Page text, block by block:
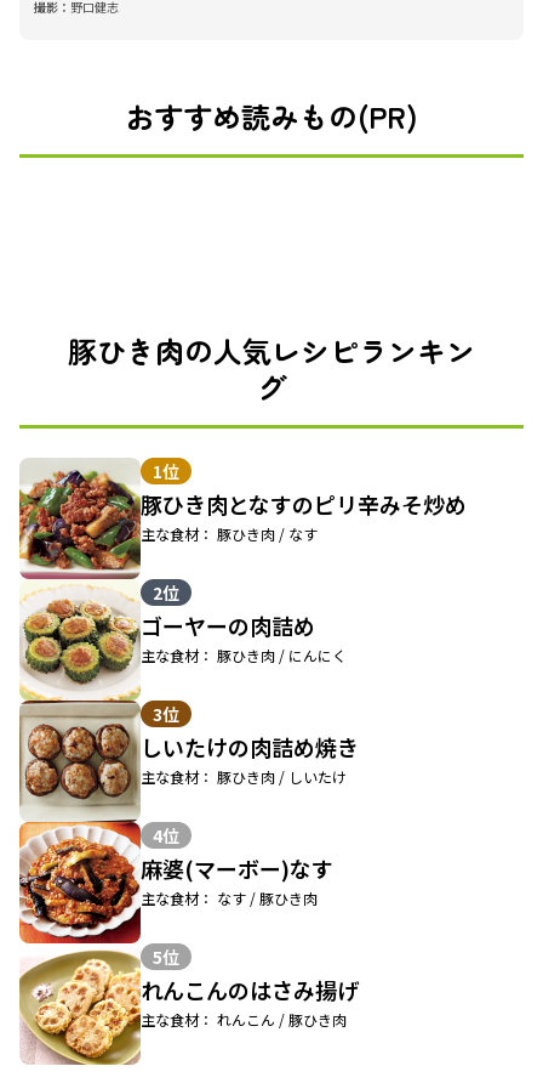
撮影： 野口健志
おすすめ読みもの(PR)
豚ひき肉の人気レシピランキン
グ
1位
豚ひき肉となすのピリ辛みそ炒め
主な食材： 豚ひき肉 / なす
2位
ゴーヤーの肉詰め
主な食材： 豚ひき肉 / にんにく
3位
しいたけの肉詰め焼き
主な食材： 豚ひき肉 / しいたけ
4位
麻婆(マーボー)なす
主な食材： なす / 豚ひき肉
5位
れんこんのはさみ揚げ
主な食材： れんこん / 豚ひき肉